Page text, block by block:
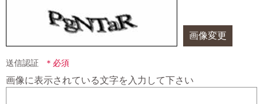
画像変更
送信認証
画像に表示されている文字を入力して下さい